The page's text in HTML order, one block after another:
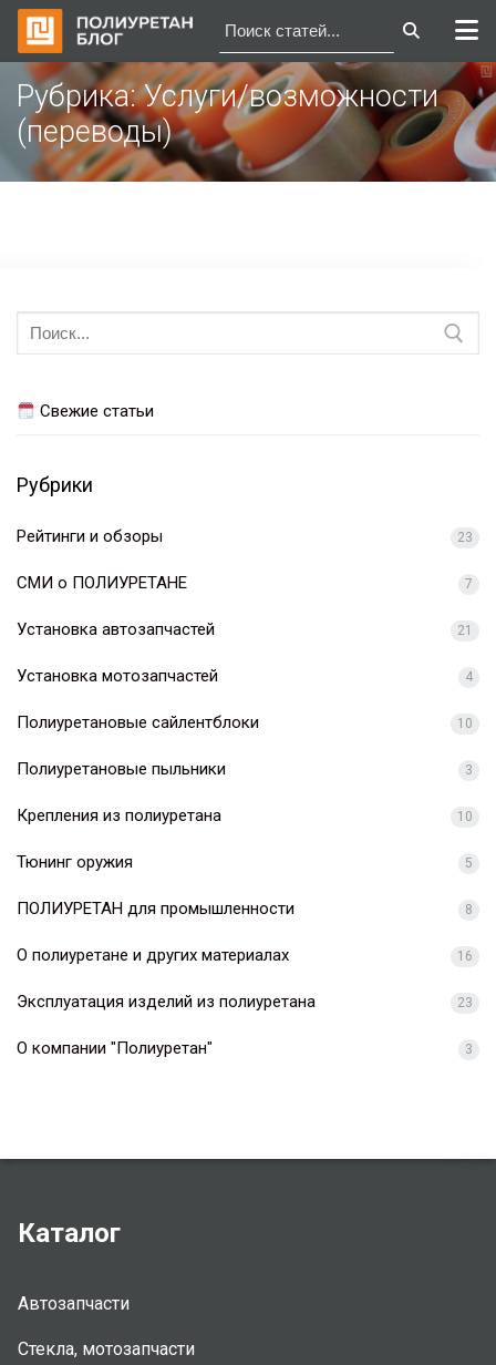
Перейти
содержимому
Рубрика:Услуги/возможности
(переводы)
Искать:
Свежие статьи
Рубрики
Рейтинги и обзоры 23
СМИ о ПОЛИУРЕТАНЕ 7
Установка автозапчастей 21
Установка мотозапчастей 4
Полиуретановые сайлентблоки 10
Полиуретановые пыльники 3
Крепления из полиуретана 10
Тюнинг оружия 5
ПОЛИУРЕТАН для промышленности 8
О полиуретане и других материалах 16
Эксплуатация изделий из полиуретана 23
О компании "Полиуретан" 3
Каталог
Автозапчасти
Стекла, мотозапчасти